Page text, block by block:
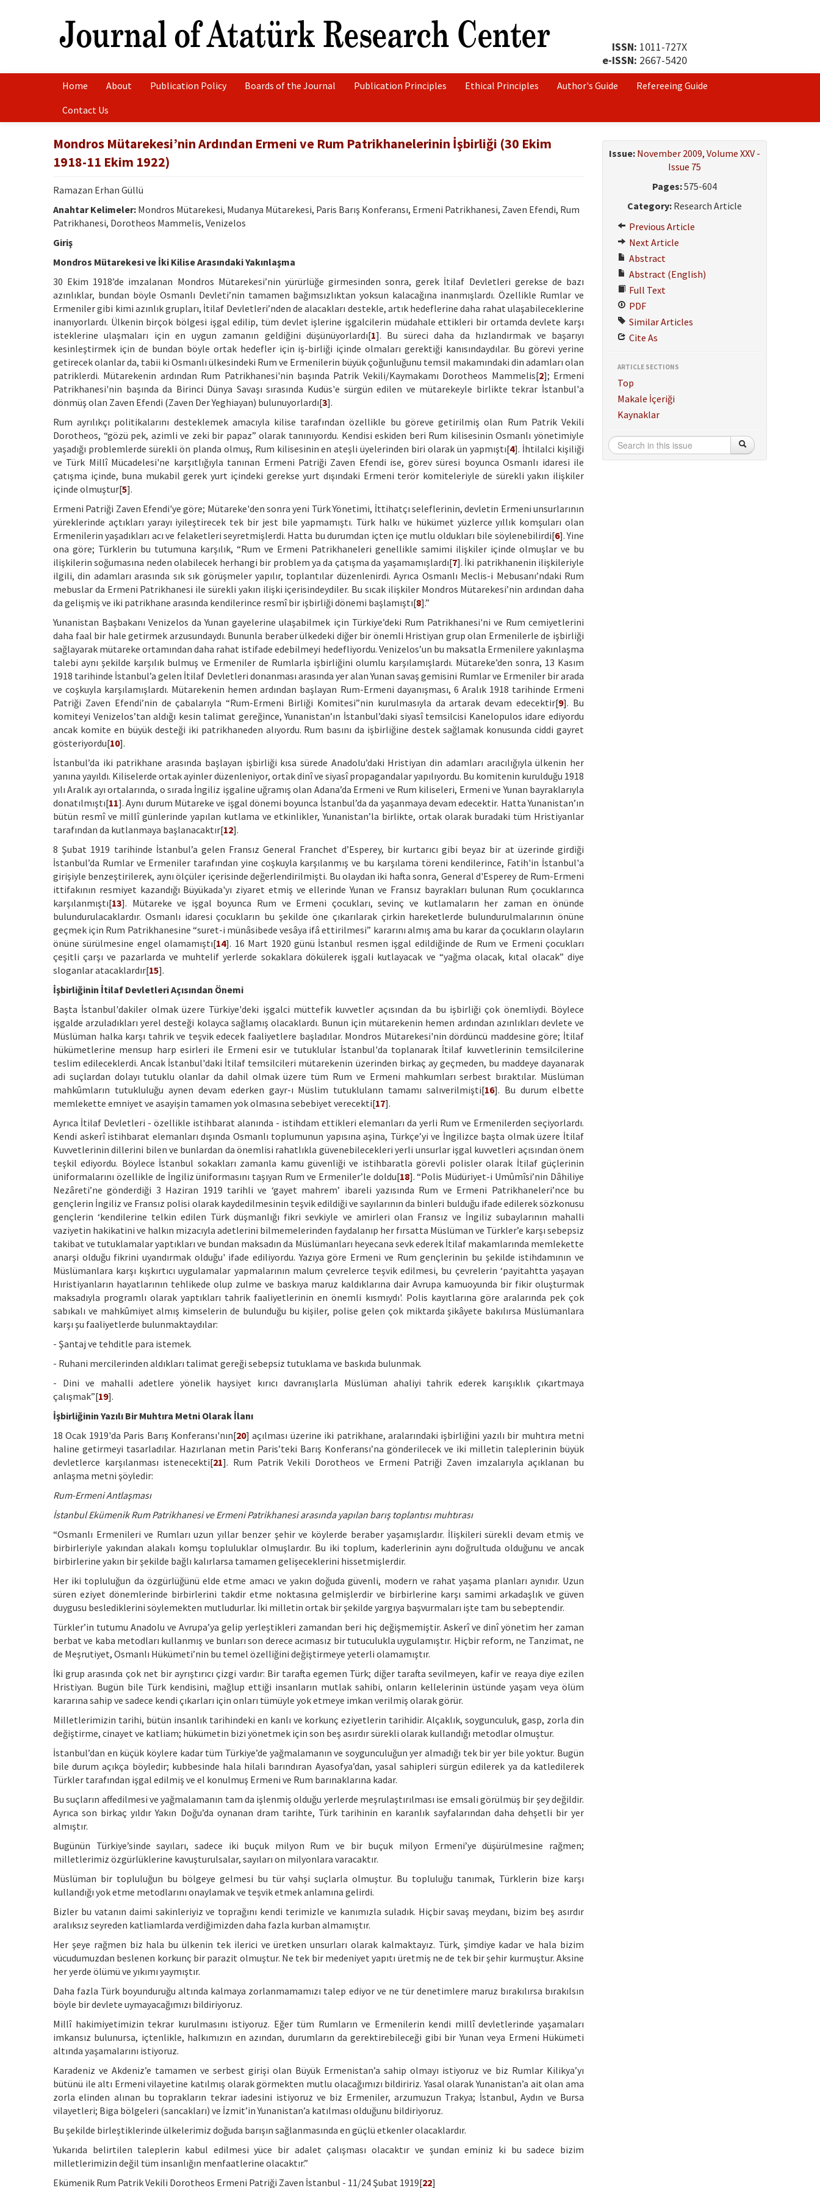
ISSN: 1011-727X
e-ISSN: 2667-5420
Home About Publication Policy Boards of the Journal Publication Principles Ethical Principles Author's Guide
Refereeing Guide
Contact Us
Mondros Mütarekesi’nin Ardından Ermeni ve Rum Patrikhanelerinin İşbirliği (30 Ekim
1918-11 Ekim 1922)
Ramazan Erhan Güllü
Anahtar Kelimeler: Mondros Mütarekesi, Mudanya Mütarekesi, Paris Barış Konferansı, Ermeni Patrikhanesi, Zaven Efendi, Rum
Patrikhanesi, Dorotheos Mammelis, Venizelos
Giriş
Mondros Mütarekesi ve İki Kilise Arasındaki Yakınlaşma
30 Ekim 1918’de imzalanan Mondros Mütarekesi’nin yürürlüğe girmesinden sonra, gerek İtilaf Devletleri gerekse de bazı
azınlıklar, bundan böyle Osmanlı Devleti’nin tamamen bağımsızlıktan yoksun kalacağına inanmışlardı. Özellikle Rumlar ve
Ermeniler gibi kimi azınlık grupları, İtilaf Devletleri’nden de alacakları destekle, artık hedeflerine daha rahat ulaşabileceklerine
inanıyorlardı. Ülkenin birçok bölgesi işgal edilip, tüm devlet işlerine işgalcilerin müdahale ettikleri bir ortamda devlete karşı
isteklerine ulaşmaları için en uygun zamanın geldiğini düşünüyorlardı[1]. Bu süreci daha da hızlandırmak ve başarıyı
kesinleştirmek için de bundan böyle ortak hedefler için iş-birliği içinde olmaları gerektiği kanısındaydılar. Bu görevi yerine
getirecek olanlar da, tabii ki Osmanlı ülkesindeki Rum ve Ermenilerin büyük çoğunluğunu temsil makamındaki din adamları olan
patriklerdi. Mütarekenin ardından Rum Patrikhanesi'nin başında Patrik Vekili/Kaymakamı Dorotheos Mammelis[2]; Ermeni
Patrikhanesi'nin başında da Birinci Dünya Savaşı sırasında Kudüs'e sürgün edilen ve mütarekeyle birlikte tekrar İstanbul'a
dönmüş olan Zaven Efendi (Zaven Der Yeghiayan) bulunuyorlardı[3].
Rum ayrılıkçı politikalarını desteklemek amacıyla kilise tarafından özellikle bu göreve getirilmiş olan Rum Patrik Vekili
Dorotheos, “gözü pek, azimli ve zeki bir papaz” olarak tanınıyordu. Kendisi eskiden beri Rum kilisesinin Osmanlı yönetimiyle
yaşadığı problemlerde sürekli ön planda olmuş, Rum kilisesinin en ateşli üyelerinden biri olarak ün yapmıştı[4]. İhtilalci kişiliği
ve Türk Millî Mücadelesi'ne karşıtlığıyla tanınan Ermeni Patriği Zaven Efendi ise, görev süresi boyunca Osmanlı idaresi ile
çatışma içinde, buna mukabil gerek yurt içindeki gerekse yurt dışındaki Ermeni terör komiteleriyle de sürekli yakın ilişkiler
içinde olmuştur[5].
Ermeni Patriği Zaven Efendi'ye göre; Mütareke'den sonra yeni Türk Yönetimi, İttihatçı seleflerinin, devletin Ermeni unsurlarının
yüreklerinde açtıkları yarayı iyileştirecek tek bir jest bile yapmamıştı. Türk halkı ve hükümet yüzlerce yıllık komşuları olan
Ermenilerin yaşadıkları acı ve felaketleri seyretmişlerdi. Hatta bu durumdan içten içe mutlu oldukları bile söylenebilirdi[6]. Yine
ona göre; Türklerin bu tutumuna karşılık, “Rum ve Ermeni Patrikhaneleri genellikle samimi ilişkiler içinde olmuşlar ve bu
ilişkilerin soğumasına neden olabilecek herhangi bir problem ya da çatışma da yaşamamışlardı[7]. İki patrikhanenin ilişkileriyle
ilgili, din adamları arasında sık sık görüşmeler yapılır, toplantılar düzenlenirdi. Ayrıca Osmanlı Meclis-i Mebusanı’ndaki Rum
mebuslar da Ermeni Patrikhanesi ile sürekli yakın ilişki içerisindeydiler. Bu sıcak ilişkiler Mondros Mütarekesi’nin ardından daha
da gelişmiş ve iki patrikhane arasında kendilerince resmî bir işbirliği dönemi başlamıştı[8].”
Yunanistan Başbakanı Venizelos da Yunan gayelerine ulaşabilmek için Türkiye’deki Rum Patrikhanesi'ni ve Rum cemiyetlerini
daha faal bir hale getirmek arzusundaydı. Bununla beraber ülkedeki diğer bir önemli Hristiyan grup olan Ermenilerle de işbirliği
sağlayarak mütareke ortamından daha rahat istifade edebilmeyi hedefliyordu. Venizelos’un bu maksatla Ermenilere yakınlaşma
talebi aynı şekilde karşılık bulmuş ve Ermeniler de Rumlarla işbirliğini olumlu karşılamışlardı. Mütareke’den sonra, 13 Kasım
1918 tarihinde İstanbul’a gelen İtilaf Devletleri donanması arasında yer alan Yunan savaş gemisini Rumlar ve Ermeniler bir arada
ve coşkuyla karşılamışlardı. Mütarekenin hemen ardından başlayan Rum-Ermeni dayanışması, 6 Aralık 1918 tarihinde Ermeni
Patriği Zaven Efendi’nin de çabalarıyla “Rum-Ermeni Birliği Komitesi”nin kurulmasıyla da artarak devam edecektir[9]. Bu
komiteyi Venizelos’tan aldığı kesin talimat gereğince, Yunanistan’ın İstanbul’daki siyasî temsilcisi Kanelopulos idare ediyordu
ancak komite en büyük desteği iki patrikhaneden alıyordu. Rum basını da işbirliğine destek sağlamak konusunda ciddi gayret
gösteriyordu[10].
İstanbul’da iki patrikhane arasında başlayan işbirliği kısa sürede Anadolu’daki Hristiyan din adamları aracılığıyla ülkenin her
yanına yayıldı. Kiliselerde ortak ayinler düzenleniyor, ortak dinî ve siyasî propagandalar yapılıyordu. Bu komitenin kurulduğu 1918
yılı Aralık ayı ortalarında, o sırada İngiliz işgaline uğramış olan Adana’da Ermeni ve Rum kiliseleri, Ermeni ve Yunan bayraklarıyla
donatılmıştı[11]. Aynı durum Mütareke ve işgal dönemi boyunca İstanbul’da da yaşanmaya devam edecektir. Hatta Yunanistan’ın
bütün resmî ve millî günlerinde yapılan kutlama ve etkinlikler, Yunanistan’la birlikte, ortak olarak buradaki tüm Hristiyanlar
tarafından da kutlanmaya başlanacaktır[12].
8 Şubat 1919 tarihinde İstanbul’a gelen Fransız General Franchet d’Esperey, bir kurtarıcı gibi beyaz bir at üzerinde girdiği
İstanbul’da Rumlar ve Ermeniler tarafından yine coşkuyla karşılanmış ve bu karşılama töreni kendilerince, Fatih'in İstanbul'a
girişiyle benzeştirilerek, aynı ölçüler içerisinde değerlendirilmişti. Bu olaydan iki hafta sonra, General d'Esperey de Rum-Ermeni
ittifakının resmiyet kazandığı Büyükada'yı ziyaret etmiş ve ellerinde Yunan ve Fransız bayrakları bulunan Rum çocuklarınca
karşılanmıştı[13]. Mütareke ve işgal boyunca Rum ve Ermeni çocukları, sevinç ve kutlamaların her zaman en önünde
bulundurulacaklardır. Osmanlı idaresi çocukların bu şekilde öne çıkarılarak çirkin hareketlerde bulundurulmalarının önüne
geçmek için Rum Patrikhanesine “suret-i münâsibede vesâya ifâ ettirilmesi” kararını almış ama bu karar da çocukların olayların
önüne sürülmesine engel olamamıştı[14]. 16 Mart 1920 günü İstanbul resmen işgal edildiğinde de Rum ve Ermeni çocukları
çeşitli çarşı ve pazarlarda ve muhtelif yerlerde sokaklara dökülerek işgali kutlayacak ve “yağma olacak, kıtal olacak” diye
sloganlar atacaklardır[15].
İşbirliğinin İtilaf Devletleri Açısından Önemi
Başta İstanbul'dakiler olmak üzere Türkiye'deki işgalci müttefik kuvvetler açısından da bu işbirliği çok önemliydi. Böylece
işgalde arzuladıkları yerel desteği kolayca sağlamış olacaklardı. Bunun için mütarekenin hemen ardından azınlıkları devlete ve
Müslüman halka karşı tahrik ve teşvik edecek faaliyetlere başladılar. Mondros Mütarekesi'nin dördüncü maddesine göre; İtilaf
hükümetlerine mensup harp esirleri ile Ermeni esir ve tutuklular İstanbul'da toplanarak İtilaf kuvvetlerinin temsilcilerine
teslim edileceklerdi. Ancak İstanbul'daki İtilaf temsilcileri mütarekenin üzerinden birkaç ay geçmeden, bu maddeye dayanarak
adi suçlardan dolayı tutuklu olanlar da dahil olmak üzere tüm Rum ve Ermeni mahkumları serbest bıraktılar. Müslüman
mahkûmların tutukluluğu aynen devam ederken gayr-ı Müslim tutuklulann tamamı salıverilmişti[16]. Bu durum elbette
memlekette emniyet ve asayişin tamamen yok olmasına sebebiyet verecekti[17].
Ayrıca İtilaf Devletleri - özellikle istihbarat alanında - istihdam ettikleri elemanları da yerli Rum ve Ermenilerden seçiyorlardı.
Kendi askerî istihbarat elemanları dışında Osmanlı toplumunun yapısına aşina, Türkçe’yi ve İngilizce başta olmak üzere İtilaf
Kuvvetlerinin dillerini bilen ve bunlardan da önemlisi rahatlıkla güvenebilecekleri yerli unsurlar işgal kuvvetleri açısından önem
teşkil ediyordu. Böylece İstanbul sokakları zamanla kamu güvenliği ve istihbaratla görevli polisler olarak İtilaf güçlerinin
üniformalarını özellikle de İngiliz üniformasını taşıyan Rum ve Ermeniler’le doldu[18]. “Polis Müdüriyet-i Umûmîsi’nin Dâhiliye
Nezâreti’ne gönderdiği 3 Haziran 1919 tarihli ve ‘gayet mahrem’ ibareli yazısında Rum ve Ermeni Patrikhaneleri’nce bu
gençlerin İngiliz ve Fransız polisi olarak kaydedilmesinin teşvik edildiği ve sayılarının da binleri bulduğu ifade edilerek sözkonusu
gençlerin ‘kendilerine telkin edilen Türk düşmanlığı fikri sevkiyle ve amirleri olan Fransız ve İngiliz subaylarının mahalli
vaziyetin hakikatini ve halkın mizacıyla adetlerini bilmemelerinden faydalanıp her fırsatta Müslüman ve Türkler’e karşı sebepsiz
takibat ve tutuklamalar yaptıkları ve bundan maksadın da Müslümanları heyecana sevk ederek İtilaf makamlarında memlekette
anarşi olduğu fikrini uyandırmak olduğu' ifade ediliyordu. Yazıya göre Ermeni ve Rum gençlerinin bu şekilde istihdamının ve
Müslümanlara karşı kışkırtıcı uygulamalar yapmalarının malum çevrelerce teşvik edilmesi, bu çevrelerin ‘payitahtta yaşayan
Hıristiyanların hayatlarının tehlikede olup zulme ve baskıya maruz kaldıklarına dair Avrupa kamuoyunda bir fikir oluşturmak
maksadıyla programlı olarak yaptıkları tahrik faaliyetlerinin en önemli kısmıydı'. Polis kayıtlarına göre aralarında pek çok
sabıkalı ve mahkûmiyet almış kimselerin de bulunduğu bu kişiler, polise gelen çok miktarda şikâyete bakılırsa Müslümanlara
karşı şu faaliyetlerde bulunmaktaydılar:
- Şantaj ve tehditle para istemek.
- Ruhani mercilerinden aldıkları talimat gereği sebepsiz tutuklama ve baskıda bulunmak.
- Dini ve mahalli adetlere yönelik haysiyet kırıcı davranışlarla Müslüman ahaliyi tahrik ederek karışıklık çıkartmaya
çalışmak”[19].
İşbirliğinin Yazılı Bir Muhtıra Metni Olarak İlanı
18 Ocak 1919'da Paris Barış Konferansı'nın[20] açılması üzerine iki patrikhane, aralarındaki işbirliğini yazılı bir muhtıra metni
haline getirmeyi tasarladılar. Hazırlanan metin Paris’teki Barış Konferansı’na gönderilecek ve iki milletin taleplerinin büyük
devletlerce karşılanması istenecekti[21]. Rum Patrik Vekili Dorotheos ve Ermeni Patriği Zaven imzalarıyla açıklanan bu
anlaşma metni şöyledir:
Rum-Ermeni Antlaşması
İstanbul Ekümenik Rum Patrikhanesi ve Ermeni Patrikhanesi arasında yapılan barış toplantısı muhtırası
“Osmanlı Ermenileri ve Rumları uzun yıllar benzer şehir ve köylerde beraber yaşamışlardır. İlişkileri sürekli devam etmiş ve
birbirleriyle yakından alakalı komşu topluluklar olmuşlardır. Bu iki toplum, kaderlerinin aynı doğrultuda olduğunu ve ancak
birbirlerine yakın bir şekilde bağlı kalırlarsa tamamen gelişeceklerini hissetmişlerdir.
Her iki topluluğun da özgürlüğünü elde etme amacı ve yakın doğuda güvenli, modern ve rahat yaşama planları aynıdır. Uzun
süren eziyet dönemlerinde birbirlerini takdir etme noktasına gelmişlerdir ve birbirlerine karşı samimi arkadaşlık ve güven
duygusu beslediklerini söylemekten mutludurlar. İki milletin ortak bir şekilde yargıya başvurmaları işte tam bu sebeptendir.
Türkler’in tutumu Anadolu ve Avrupa’ya gelip yerleştikleri zamandan beri hiç değişmemiştir. Askerî ve dinî yönetim her zaman
berbat ve kaba metodları kullanmış ve bunları son derece acımasız bir tutuculukla uygulamıştır. Hiçbir reform, ne Tanzimat, ne
de Meşrutiyet, Osmanlı Hükümeti’nin bu temel özelliğini değiştirmeye yeterli olamamıştır.
İki grup arasında çok net bir ayrıştırıcı çizgi vardır: Bir tarafta egemen Türk; diğer tarafta sevilmeyen, kafir ve reaya diye ezilen
Hristiyan. Bugün bile Türk kendisini, mağlup ettiği insanların mutlak sahibi, onların kellelerinin üstünde yaşam veya ölüm
kararına sahip ve sadece kendi çıkarları için onları tümüyle yok etmeye imkan verilmiş olarak görür.
Milletlerimizin tarihi, bütün insanlık tarihindeki en kanlı ve korkunç eziyetlerin tarihidir. Alçaklık, soygunculuk, gasp, zorla din
değiştirme, cinayet ve katliam; hükümetin bizi yönetmek için son beş asırdır sürekli olarak kullandığı metodlar olmuştur.
İstanbul’dan en küçük köylere kadar tüm Türkiye’de yağmalamanın ve soygunculuğun yer almadığı tek bir yer bile yoktur. Bugün
bile durum açıkça böyledir; kubbesinde hala hilali barındıran Ayasofya’dan, yasal sahipleri sürgün edilerek ya da katledilerek
Türkler tarafından işgal edilmiş ve el konulmuş Ermeni ve Rum barınaklarına kadar.
Bu suçların affedilmesi ve yağmalamanın tam da işlenmiş olduğu yerlerde meşrulaştırılması ise emsali görülmüş bir şey değildir.
Ayrıca son birkaç yıldır Yakın Doğu’da oynanan dram tarihte, Türk tarihinin en karanlık sayfalarından daha dehşetli bir yer
almıştır.
Bugünün Türkiye’sinde sayıları, sadece iki buçuk milyon Rum ve bir buçuk milyon Ermeni’ye düşürülmesine rağmen;
milletlerimiz özgürlüklerine kavuşturulsalar, sayıları on milyonlara varacaktır.
Müslüman bir topluluğun bu bölgeye gelmesi bu tür vahşi suçlarla olmuştur. Bu topluluğu tanımak, Türklerin bize karşı
kullandığı yok etme metodlarını onaylamak ve teşvik etmek anlamına gelirdi.
Bizler bu vatanın daimi sakinleriyiz ve toprağını kendi terimizle ve kanımızla suladık. Hiçbir savaş meydanı, bizim beş asırdır
aralıksız seyreden katliamlarda verdiğimizden daha fazla kurban almamıştır.
Her şeye rağmen biz hala bu ülkenin tek ilerici ve üretken unsurları olarak kalmaktayız. Türk, şimdiye kadar ve hala bizim
vücudumuzdan beslenen korkunç bir parazit olmuştur. Ne tek bir medeniyet yapıtı üretmiş ne de tek bir şehir kurmuştur. Aksine
her yerde ölümü ve yıkımı yaymıştır.
Daha fazla Türk boyunduruğu altında kalmaya zorlanmamamızı talep ediyor ve ne tür denetimlere maruz bırakılırsa bırakılsın
böyle bir devlete uymayacağımızı bildiriyoruz.
Millî hakimiyetimizin tekrar kurulmasını istiyoruz. Eğer tüm Rumların ve Ermenilerin kendi millî devletlerinde yaşamaları
imkansız bulunursa, içtenlikle, halkımızın en azından, durumların da gerektirebileceği gibi bir Yunan veya Ermeni Hükümeti
altında yaşamalarını istiyoruz.
Karadeniz ve Akdeniz’e tamamen ve serbest girişi olan Büyük Ermenistan’a sahip olmayı istiyoruz ve biz Rumlar Kilikya’yı
bütünü ile altı Ermeni vilayetine katılmış olarak görmekten mutlu olacağımızı bildiririz. Yasal olarak Yunanistan’a ait olan ama
zorla elinden alınan bu toprakların tekrar iadesini istiyoruz ve biz Ermeniler, arzumuzun Trakya; İstanbul, Aydın ve Bursa
vilayetleri; Biga bölgeleri (sancakları) ve İzmit’in Yunanistan’a katılması olduğunu bildiriyoruz.
Bu şekilde birleştiklerinde ülkelerimiz doğuda barışın sağlanmasında en güçlü etkenler olacaklardır.
Yukarıda belirtilen taleplerin kabul edilmesi yüce bir adalet çalışması olacaktır ve şundan eminiz ki bu sadece bizim
milletlerimizin değil tüm insanlığın menfaatlerine olacaktır.”
Ekümenik Rum Patrik Vekili Dorotheos Ermeni Patriği Zaven İstanbul - 11/24 Şubat 1919[22]
Issue: November 2009, Volume XXV -
Issue 75
Pages:575-604
Category:Research Article
Previous Article
Next Article
Abstract
Abstract (English)
Full Text
PDF
Similar Articles
Cite As
ARTICLE SECTIONS
Top
Makale İçeriği
Kaynaklar